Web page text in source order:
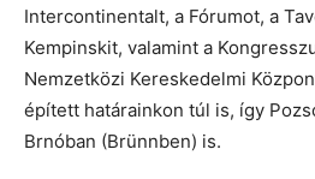
Intercontinentalt, a Fórumot, a
Kempinskit, valamint a
Nemzetközi Kereskedelmi
épített határainkon túl is, így
Brnóban (Brünnben) is.